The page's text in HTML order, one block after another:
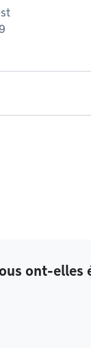
ont-elles